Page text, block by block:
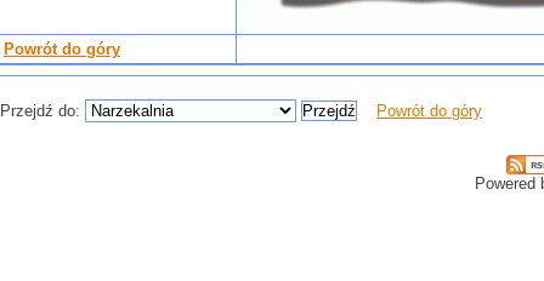
Powrót do góry
Przejdź do: Powrót do góry
Powered